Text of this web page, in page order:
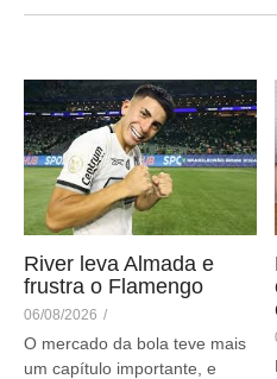
River leva Almada e
frustra o Flamengo
06/08/2026 /
O mercado da bola teve mais
um capítulo importante, e